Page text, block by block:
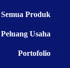
Semua Produk
Peluang Usaha
Portofolio